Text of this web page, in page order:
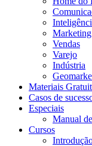
Marketing
Vendas
Varejo
Indústria
Materiais
Casos de
Especiais
Manual
Cursos